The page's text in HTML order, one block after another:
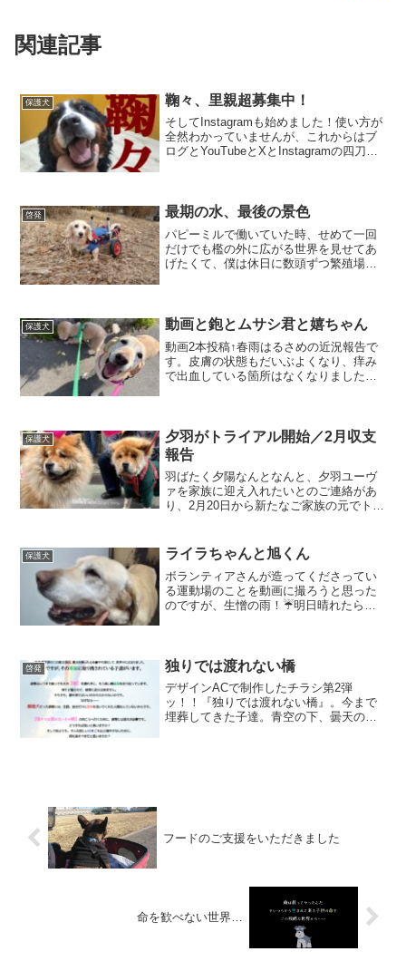
関連記事
保護犬 鞠々、里親超募集中！
そしてInstagramも始めました！使い方が
全然わかっていませんが、これからはブ
ログとYouTubeとXとInstagramの四刀流
啓発 最期の水、最後の景色
パピーミルで働いていた時、せめて一回
だけでも檻の外に広がる世界を見せてあ
げたくて、僕は休日に数頭ずつ繁殖場の
しまいそうな子……。「繁...
保護犬 動画と鉋とムサシ君と嬉ちゃん
動画2本投稿↑春雨はるさめの近況報告で
す。皮膚の状態もだいぶよくなり、痒み
で出血している箇所はなくなりました。
音質で申し訳ござい...
保護犬
夕羽がトライアル開始／2月収支
報告
羽ばたく夕陽なんとなんと、夕羽ユーヴ
ァを家族に迎え入れたいとのご連絡があ
り、2月20日から新たなご家族の元でトラ
え入れ、あれから2年近くが過ぎました。
正直、看取...
保護犬 ライラちゃんと旭くん
ボランティアさんが造ってくださってい
る運動場のことを動画に撮ろうと思った
のですが、生憎の雨！☔明日晴れたら動
うございます！ この投稿...
啓発 独りでは渡れない橋
デザインACで制作したチラシ第2弾
ッ！！『独りでは渡れない橋』。今まで
埋葬してきた子達。青空の下、曇天の
フードのご支援をいただきました
命を歓べない世界…